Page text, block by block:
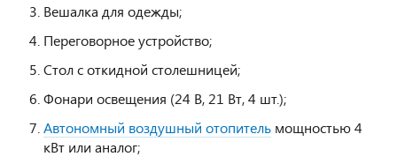
Вешалка для одежды;
Переговорное устройство;
Стол с откидной столешницей;
Фонари освещения (24 В, 21 Вт, 4 шт.);
Автономный воздушный отопитель мощностью 4
кВт или аналог;